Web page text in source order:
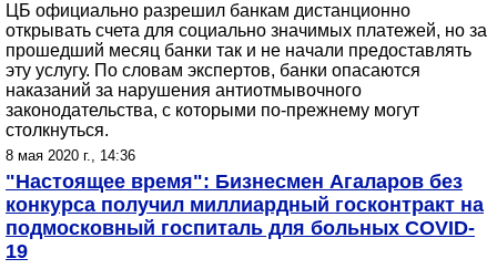
ЦБ официально разрешил банкам дистанционно
открывать счета для социально значимых платежей, но за
прошедший месяц банки так и не начали предоставлять
эту услугу. По словам экспертов, банки опасаются
наказаний за нарушения антиотмывочного
законодательства, с которыми по-прежнему могут
столкнуться.
8 мая 2020 г., 14:36
"Настоящее время": Бизнесмен Агаларов без
конкурса получил миллиардный госконтракт на
подмосковный госпиталь для больных COVID-
19